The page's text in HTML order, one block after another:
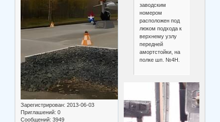
Зарегистрирован: 2013-06-03
Приглашений: 0
Сообщений: 3949
заводским
номером
расположен под
люком подхода к
верхнему узлу
передней
амортстойки, на
полке шп. №4Н.